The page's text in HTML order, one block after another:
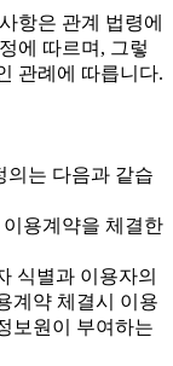
항은 관계 법령에
에 따르며, 그렇
관례에 따릅니다.
의는 다음과 같습
용계약을 체결한
식별과 이용자의
계약 체결시 이용
보원이 부여하는